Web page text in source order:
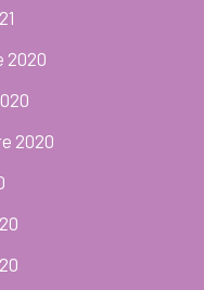
2020
2020